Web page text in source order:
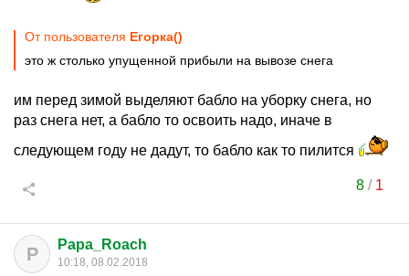
От пользователя Егорка()
это ж столько упущенной прибыли на вывозе снега
им перед зимой выделяют бабло на уборку снега, но
раз снега нет, а бабло то освоить надо, иначе в
следующем году не дадут, то бабло как то пилится
8/ 1
P Papa_Roach
10:18, 08.02.2018